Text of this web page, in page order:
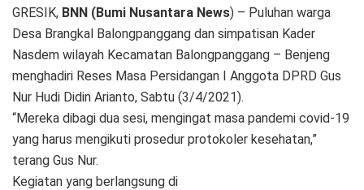
GRESIK, BNN (Bumi Nusantara News) – Puluhan warga
Desa Brangkal Balongpanggang dan simpatisan Kader
Nasdem wilayah Kecamatan Balongpanggang – Benjeng
menghadiri Reses Masa Persidangan I Anggota DPRD Gus
Nur Hudi Didin Arianto, Sabtu (3/4/2021).
“Mereka dibagi dua sesi, mengingat masa pandemi covid-19
yang harus mengikuti prosedur protokoler kesehatan,”
terang Gus Nur.
Kegiatan yang berlangsung di